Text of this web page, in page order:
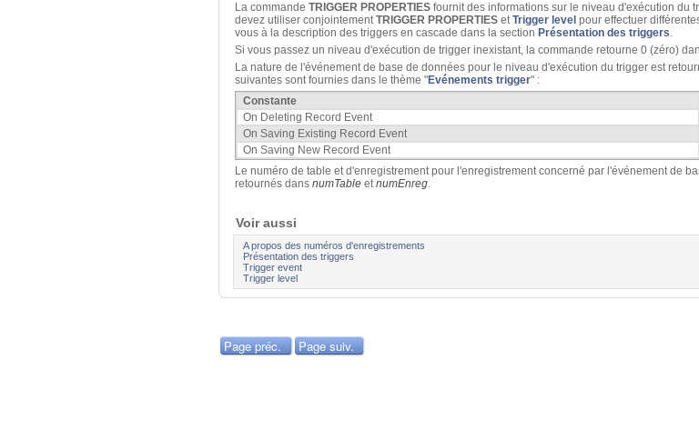
La commande TRIGGER PROPERTIES fournit des informations sur le niveau d'exécution du
devez utiliser conjointementTRIGGER PROPERTIES etTrigger level pour effectuer
vous à la description des triggers en cascade dans la section Présentation des triggers.
Si vous passez un niveau d'exécution de trigger inexistant, la commande retourne 0 (zéro)
La nature de l'événement de base de données pour le niveau d'exécution du trigger est
suivantes sont fournies dans le thème "Evénements trigger" :
Constante
On Deleting Record Event
On Saving Existing Record Event
On Saving New Record Event
Le numéro de table et d'enregistrement pour l'enregistrement concerné par l'événement de
retournés dans numTable et numEnreg.
Voir aussi
A propos des numéros d'enregistrements
Présentation des triggers
Trigger event
Trigger level
Page préc. Page suiv.